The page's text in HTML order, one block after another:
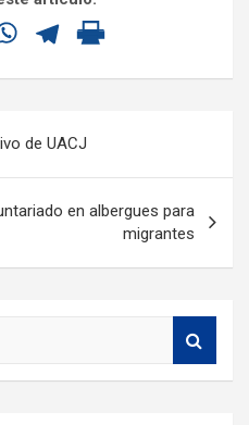
de UACJ
en albergues para
migrantes